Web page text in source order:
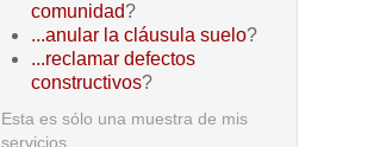
comunidad?
...anular la cláusula suelo?
...reclamar defectos
constructivos?
Esta es sólo una muestra de mis
servicios.